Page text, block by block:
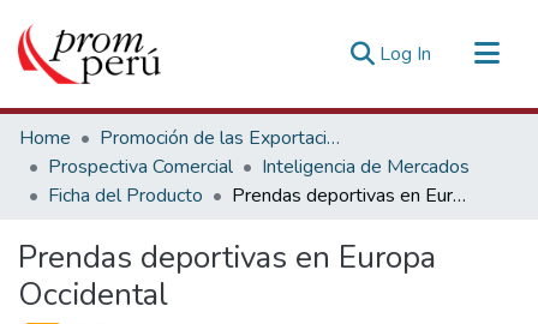
Log In (current)
Communities & Collections
All of DSpace
Statistics
Home
Promoción de las Exportaciones
Prospectiva Comercial
Inteligencia de Mercados
Ficha del Producto
Prendas deportivas en Europa Occidental
Prendas deportivas en Europa
Occidental